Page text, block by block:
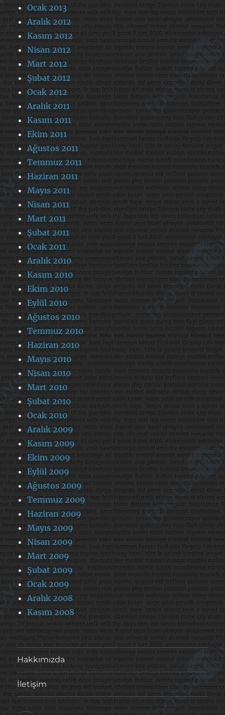
Ocak 2013
Aralık 2012
Kasım 2012
Nisan 2012
Mart 2012
Şubat 2012
Ocak 2012
Aralık 2011
Kasım 2011
Ekim 2011
Ağustos 2011
Temmuz 2011
Haziran 2011
Mayıs 2011
Nisan 2011
Mart 2011
Şubat 2011
Ocak 2011
Aralık 2010
Kasım 2010
Ekim 2010
Eylül 2010
Ağustos 2010
Temmuz 2010
Haziran 2010
Mayıs 2010
Nisan 2010
Mart 2010
Şubat 2010
Ocak 2010
Aralık 2009
Kasım 2009
Ekim 2009
Eylül 2009
Ağustos 2009
Temmuz 2009
Haziran 2009
Mayıs 2009
Nisan 2009
Mart 2009
Şubat 2009
Ocak 2009
Aralık 2008
Kasım 2008
Hakkımızda
İletişim